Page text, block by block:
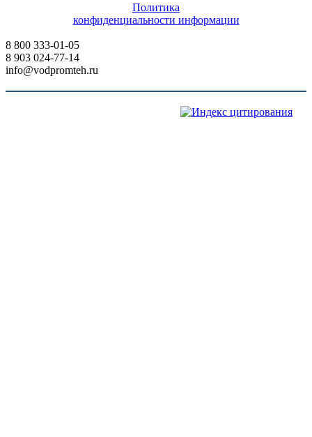
Политика
конфиденциальности информации
8 800 333-01-05
8 903 024-77-14
info@vodpromteh.ru